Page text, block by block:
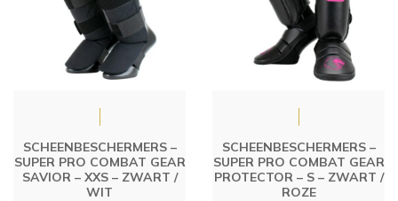
SCHEENBESCHERMERS –
SUPER PRO COMBAT GEAR
SAVIOR – XXS – ZWART /
WIT
SCHEENBESCHERMERS –
SUPER PRO COMBAT GEAR
PROTECTOR – S – ZWART /
ROZE